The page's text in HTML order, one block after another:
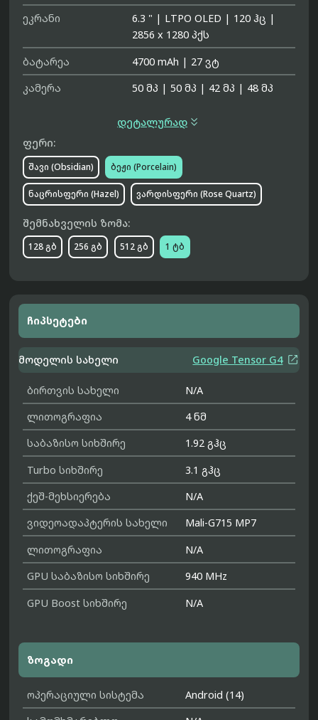
ეკრანი
6.3 " | LTPO OLED | 120 ჰც |
2856 x 1280 პქს
ბატარეა
4700 mAh | 27 ვტ
კამერა
50 მპ | 50 მპ | 42 მპ | 48 მპ
დეტალურად 
ფერი:
შავი (Obsidian) ბეჟი (Porcelain)
ნაცრისფერი (Hazel) ვარდისფერი (Rose Quartz)
შემნახველის ზომა:
128 გბ 256 გბ 512 გბ 1 ტბ
ჩიპსეტები
მოდელის სახელი Google Tensor G4 
ბირთვის სახელი
N/A
ლითოგრაფია
4 ნმ
საბაზისო სიხშირე
1.92 გჰც
Turbo სიხშირე
3.1 გჰც
ქეშ-მეხსიერება
N/A
ვიდეოადაპტერის სახელი
Mali-G715 MP7
ლითოგრაფია
N/A
GPU საბაზისო სიხშირე
940 MHz
GPU Boost სიხშირე
N/A
ზოგადი
ოპერაციული სისტემა
Android (14)